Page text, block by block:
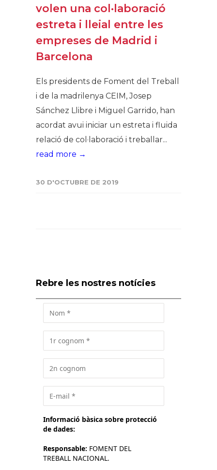
volen una col·laboració
estreta i lleial entre les
empreses de Madrid i
Barcelona
Els presidents de Foment del Treball
i de la madrilenya CEIM, Josep
Sánchez Llibre i Miguel Garrido, han
acordat avui iniciar un estreta i fluida
relació de col·laboració i treballar...
read more →
30 D'OCTUBRE DE 2019
Rebre les nostres notícies
Informació bàsica sobre protecció
de dades:
Responsable: FOMENT DEL
TREBALL NACIONAL.